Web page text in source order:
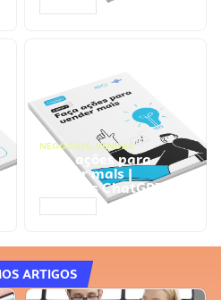
NEGÓCIOS, VENDAS
Faça ações para
vender mais |
Prompts ChatGPT
ARTIGOS